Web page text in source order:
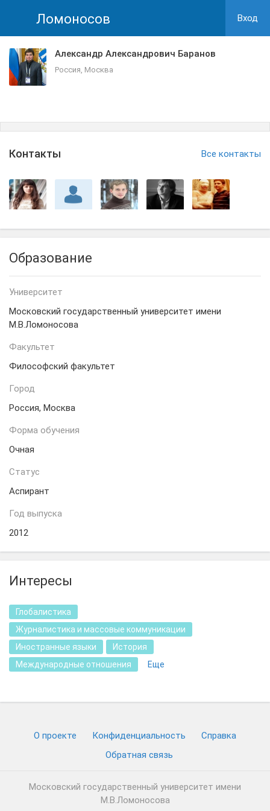
Ломоносов Вход
Александр Александрович Баранов
Россия, Москва
Контакты Все контакты
Образование
Университет
Московский государственный университет имени
М.В.Ломоносова
Факультет
Философский факультет
Город
Россия, Москва
Форма обучения
Очная
Статус
Аспирант
Год выпуска
2012
Интересы
Глобалистика
Журналистика и массовые коммуникации
Иностранные языки
История
Международные отношения
Еще
О проекте Конфиденциальность
Cправка
Обратная связь
Московский государственный университет имени
М.В.Ломоносова